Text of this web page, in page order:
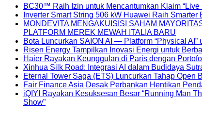
BC30™ Raih Izin untuk Mencantumkan Klaim
Inverter Smart String 506 kW Huawei Raih
MONDEVITA MENGAKUISISI SAHAM
PLATFORM MEREK MEWAH ITALIA BARU
Bota Luncurkan SAION AI — Platform “Physical AI”
Risen Energy Tampilkan Inovasi Energi untuk
Haier Rayakan Keunggulan di Paris dengan
Xinhua Silk Road: Integrasi AI dalam Budidaya
Eternal Tower Saga (ETS) Luncurkan Tahap Open
Fair Finance Asia Desak Perbankan Hentikan
iQIYI Rayakan Kesuksesan Besar “Running Man
Show”